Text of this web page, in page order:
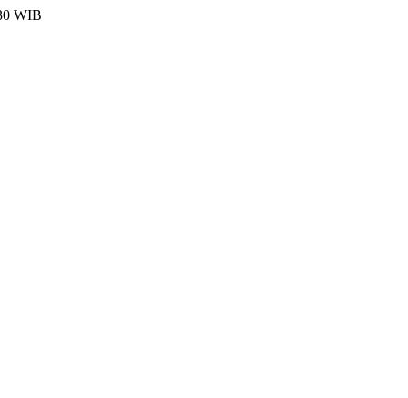
WIB